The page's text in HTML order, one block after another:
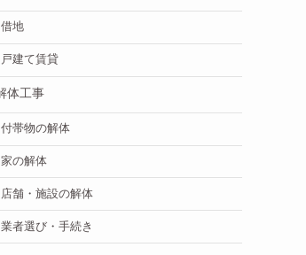
借地
戸建て賃貸
体工事
付帯物の解体
家の解体
店舗・施設の解体
業者選び・手続き